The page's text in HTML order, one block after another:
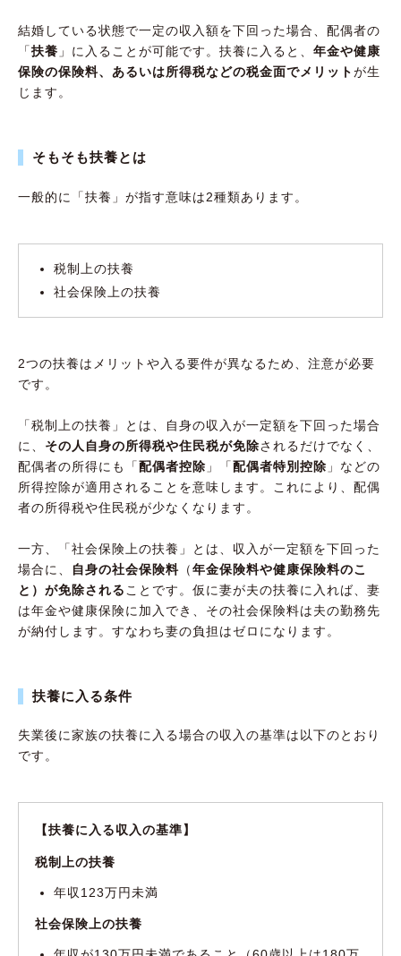
結婚している状態で一定の収入額を下回った場合、配偶者の
「扶養 」に入ることが可能です。扶養に入ると、 年金や健康
保険の保険料、あるいは所得税などの税金面でメリットが生
じます。
そもそも扶養とは
一般的に「扶養」が指す意味は2種類あります。
税制上の扶養
社会保険上の扶養
2つの扶養はメリットや入る要件が異なるため、注意が必要
です。
「税制上の扶養」とは、自身の収入が一定額を下回った場合
に、 その人自身の所得税や住民税が免除されるだけでなく、
配偶者の所得にも「配偶者控除 」「配偶者特別控除 」などの
所得控除が適用されることを意味します。これにより、配偶
者の所得税や住民税が少なくなります。
一方、「社会保険上の扶養」とは、収入が一定額を下回った
場合に、
自身の社会保険料 （年金保険料や健康保険料のこ
と）が免除される ことです。仮に妻が夫の扶養に入れば、妻
は年金や健康保険に加入でき、その社会保険料は夫の勤務先
が納付します。すなわち妻の負担はゼロになります。
扶養に入る条件
失業後に家族の扶養に入る場合の収入の基準は以下のとおり
です。
【扶養に入る収入の基準】
税制上の扶養
年収123万円未満
社会保険上の扶養